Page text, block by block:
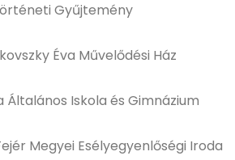
Gyűjtemény
Éva Művelődési Ház
Általános Iskola és Gimnázium
Fejér Megyei Esélyegyenlőségi Iroda